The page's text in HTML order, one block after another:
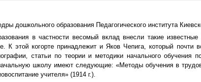
дошкольного образования Педагогического института
в частности весомый вклад внесли такие
этой когорте принадлежит и Яков Чепига, который почти
статьи по теории и методики начального обучения
школу имеют следующие: «Методы обучения в
учителя» (1914 г.).